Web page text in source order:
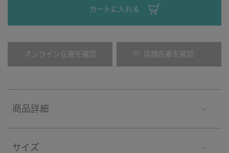
カートに入れる
オンライン在庫を確認 店舗在庫を確認
商品詳細
サイズ